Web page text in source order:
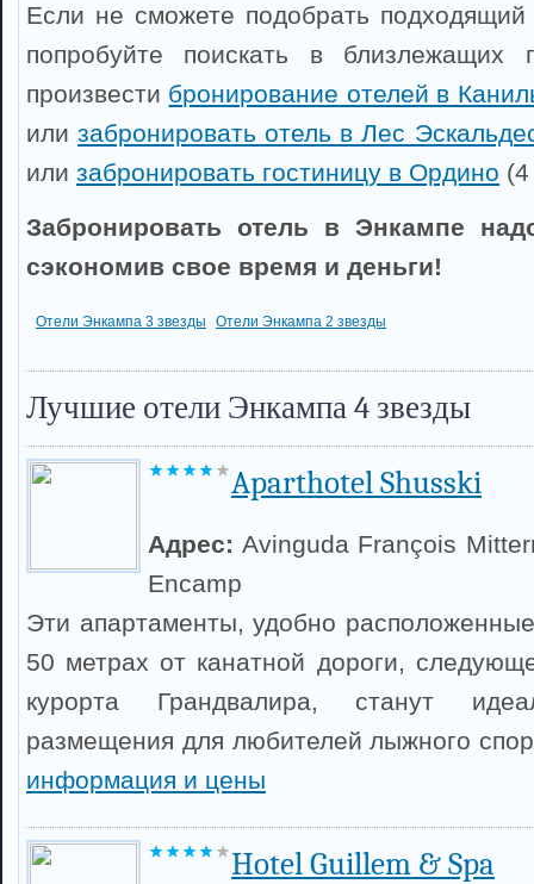
Если не сможете подобрать
попробуйте поискать в близлежащих
произвести бронирование отелей в
илизабронировать отель в Лес
или забронировать гостиницу в Ордино
Забронировать отель в Энкампе
сэкономив свое время и деньги!
Отели Энкампа 3 звезды Отели Энкампа 2 звезды
Лучшие отели Энкампа 4 звезды
Aparthotel Shusski
Адрес:Avinguda François
Encamp
Эти апартаменты, удобно
50 метрах от канатной дороги,
курорта Грандвалира, станут
размещения для любителей лыжного
информация и цены
Hotel Guillem & Spa